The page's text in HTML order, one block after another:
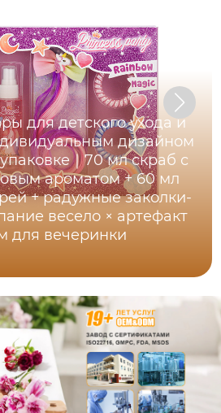
для детского ухода и
дизайном
｜70 мл скраб с
ароматом + 60 мл
+ радужные заколки-
весело × артефакт
для вечеринки